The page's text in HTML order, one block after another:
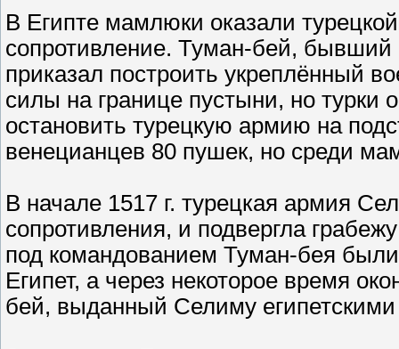
В Египте мамлюки оказали
сопротивление. Туман-бей,
приказал построить укреплённый
силы на границе пустыни, но турки
остановить турецкую армию на
венецианцев 80 пушек, но среди
В начале 1517 г. турецкая армия
сопротивления, и подвергла
под командованием Туман-бея
Египет, а через некоторое время
бей, выданный Селиму